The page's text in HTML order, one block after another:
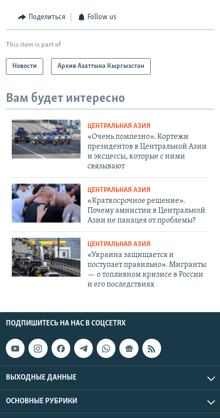
Поделиться Follow us
This item is part of
Новости Архив Азаттыка Кыргызстан
Вам будет интересно
ЦЕНТРАЛЬНАЯ АЗИЯ
«Очень помпезно». Кортежи
президентов в Центральной Азии
и эксцессы, которые с ними
связывают
ЦЕНТРАЛЬНАЯ АЗИЯ
«Краткосрочное решение».
Почему амнистии в Центральной
Азии не панацея от проблемы?
ЦЕНТРАЛЬНАЯ АЗИЯ
«Украина защищается и
поступает правильно». Мигранты
— о топливном кризисе в России
и его последствиях
ПОДПИШИТЕСЬ НА НАС В СОЦСЕТЯХ
ВЫХОДНЫЕ ДАННЫЕ
ОСНОВНЫЕ РУБРИКИ